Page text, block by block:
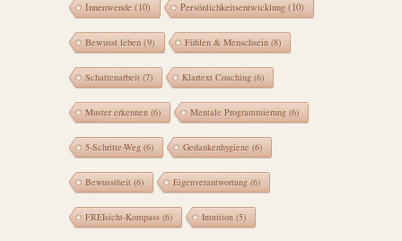
Innenwende (10) Persönlichkeitsentwicklung (10)
Bewusst leben (9) Fühlen & Menschsein (8)
Schattenarbeit (7) Klartext Coaching (6)
Muster erkennen (6) Mentale Programmierung (6)
5-Schritte-Weg (6) Gedankenhygiene (6)
Bewusstheit (6) Eigenverantwortung (6)
FREIsicht-Kompass (6) Intuition (5)